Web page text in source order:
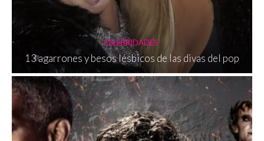
CELEBRIDADES
13 agarrones y besos lésbicos de las divas del pop